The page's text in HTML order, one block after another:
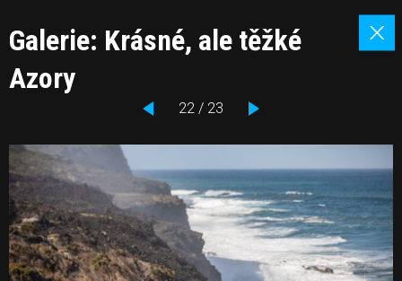
Galerie: Krásné, ale těžké
Azory
22 / 23